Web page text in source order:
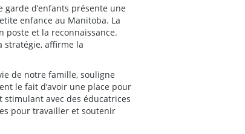
garde d’enfants présente une
enfance au Manitoba. La
et la reconnaissance.
stratégie, affirme la
de notre famille, souligne
le fait d’avoir une place pour
stimulant avec des éducatrices
pour travailler et soutenir